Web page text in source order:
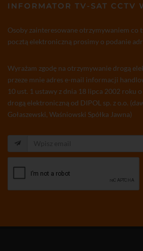
INFORMATOR TV-SAT CCTV
Osoby zainteresowane otrzymywaniem co
pocztą elektroniczną prosimy o podanie
Wyrażam zgodę na otrzymywanie drogą
przeze mnie adres e-mail informacji
10 ust. 1 ustawy z dnia 18 lipca 2002 roku
drogą elektroniczną od DIPOL sp. z o.o.
Gołaszewski, Waśniowski Spółka Jawna)